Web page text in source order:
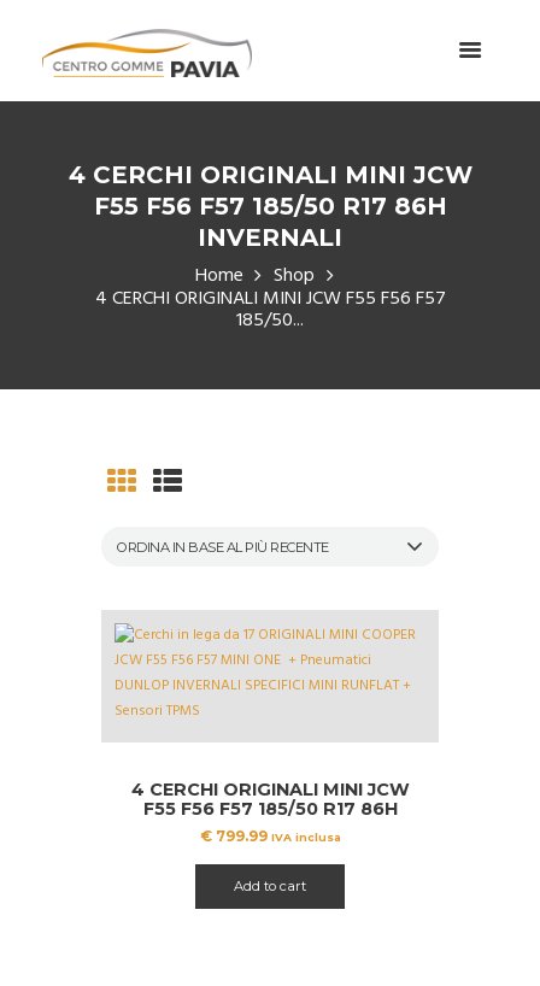
4 CERCHI ORIGINALI MINI JCW
F55 F56 F57 185/50 R17 86H
INVERNALI
Home Shop
4 CERCHI ORIGINALI MINI JCW F55 F56 F57
185/50...
4 CERCHI ORIGINALI MINI JCW
F55 F56 F57 185/50 R17 86H
INVERNALI
€799.99 IVA inclusa
Add to cart